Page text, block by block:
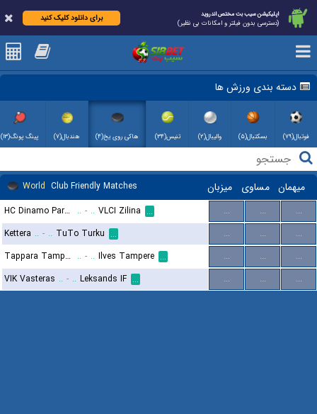
اپلیکیشن سیب بت مختص اندروید
(دسترسی بدون فیلتر و امکانات بی نظیر)
برای دانلود کلیک کنید
دسته بندی ورزش ها
فوتبال(۷۹) بسکتبال(۵) والیبال(۲) تنیس(۳۴) هاکی روی یخ(۴) هندبال(۷) پینگ پونگ(۱۳)
World Club Friendly Matches میزبان مساوی میهمان
HC Dinamo Pardubice .. - .. VLCI Zilina ... ... ...
...
Kettera .. - .. TuTo Turku ... ... ...
...
Tappara Tampere .. - .. Ilves Tampere ... ... ...
...
VIK Vasteras .. - .. Leksands IF ... ... ... ...